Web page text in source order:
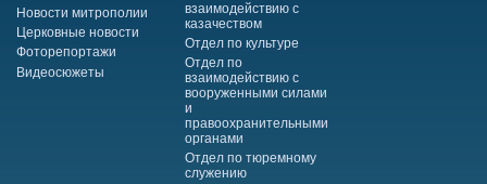
Новости митрополии
Церковные новости
Фоторепортажи
Видеосюжеты
взаимодействию с
казачеством
Отдел по культуре
Отдел по
взаимодействию с
вооруженными силами
и
правоохранительными
органами
Отдел по тюремному
служению